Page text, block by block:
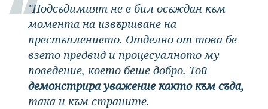
"Подсъдимият не е бил осъждан към
момента на извършване на
престъплението. Отделно от това бе
взето предвид и процесуалното му
поведение, което беше добро. Той
демонстрира уважение както към съда,
така и към страните.